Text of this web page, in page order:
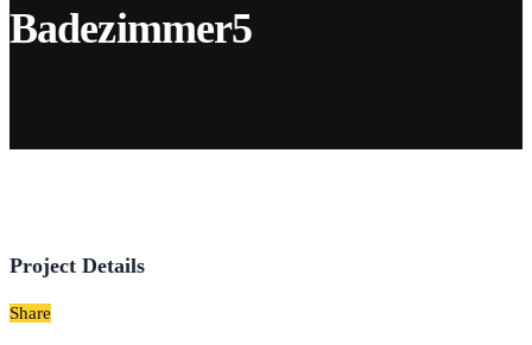
Badezimmer5
Project Details
Share